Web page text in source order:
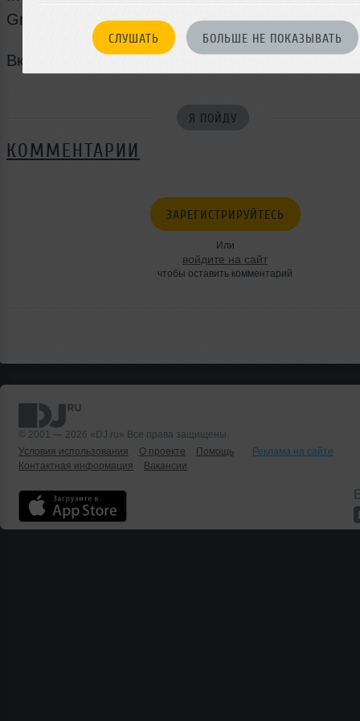
СЛУШАТЬ БОЛЬШЕ НЕ ПОКАЗЫВАТЬ
Groove Armada – Back To Mine.
Включись в ночь вместе с E-ON!
Я ПОЙДУ
КОММЕНТАРИИ
ЗАРЕГИСТРИРУЙТЕСЬ
Или
войдите на сайт
чтобы оставить комментарий
© 2001 — 2026 «DJ.ru» Все права защищены.
Условия использования
О проекте Помощь
Реклама на сайте
Контактная информация
Вакансии